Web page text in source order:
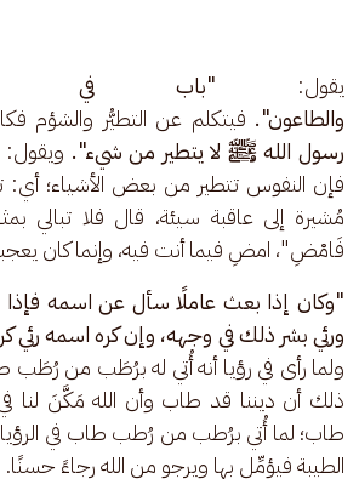
يقول:
"باب في
والطاعون". فيتكلم عن التطيُّر والشؤم
رسول الله ﷺ لا يتطير من شيء". ويقول:
فإن النفوس تتطير من بعض الأشياء؛ أي:
مُشيرة إلى عاقبة سيئة، قال فلا تبالي
فَامْضِ"، امضِ فيما أنت فيه، وإنما كان
"وكان إذا بعث عاملًا سأل عن اسمه
ورئي بشر ذلك في وجهه، وإن كره اسمه رئي
ولما رأى في رؤيا أنه أُتي له برُطَب من
ذلك أن ديننا قد طاب وأن الله مَكَّنَ لنا
طاب؛ لما أُتي برُطب من رُطب طاب في
الطيبة فيؤمِّل بها ويرجو من الله رجاءً حسنًا.